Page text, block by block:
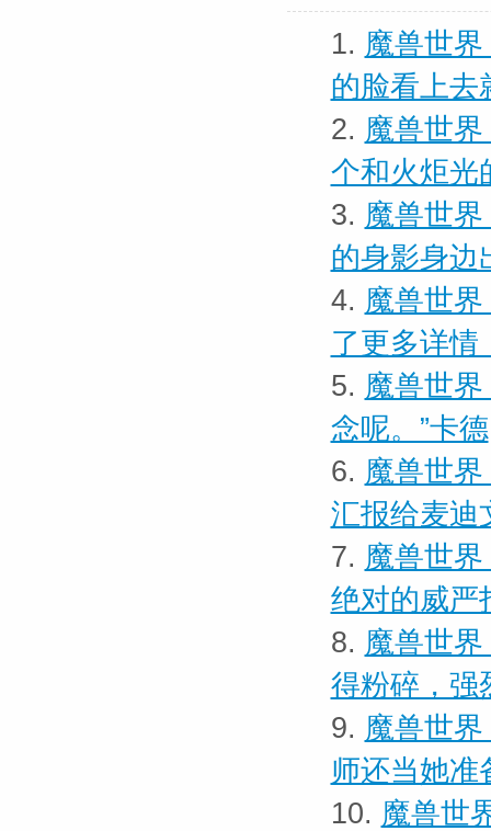
1. 魔兽世
的脸看上去
2. 魔兽世
个和火炬光
3. 魔兽世
的身影身边
4. 魔兽世
了更多详情
5. 魔兽世
念呢。”卡德
6. 魔兽世
汇报给麦迪
7. 魔兽世
绝对的威严
8. 魔兽世
得粉碎，强
9. 魔兽世
师还当她准
10. 魔兽世